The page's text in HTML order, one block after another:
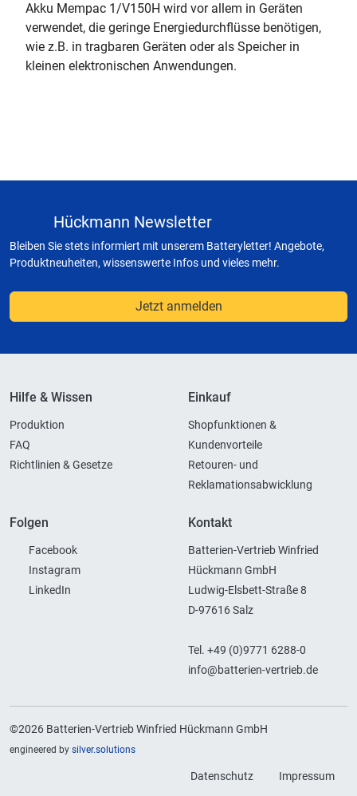
Akku Mempac 1/V150H wird vor allem in Geräten
verwendet, die geringe Energiedurchflüsse benötigen,
wie z.B. in tragbaren Geräten oder als Speicher in
kleinen elektronischen Anwendungen.
Hückmann Newsletter
Bleiben Sie stets informiert mit unserem Batteryletter! Angebote,
Produktneuheiten, wissenswerte Infos und vieles mehr.
Jetzt anmelden
Hilfe & Wissen
Produktion
FAQ
Richtlinien & Gesetze
Einkauf
Shopfunktionen &
Kundenvorteile
Retouren- und
Reklamationsabwicklung
Folgen
Facebook
Instagram
LinkedIn
Kontakt
Batterien-Vertrieb Winfried
Hückmann GmbH
Ludwig-Elsbett-Straße 8
D-97616 Salz
Tel. +49 (0)9771 6288-0
info@batterien-vertrieb.de
©2026 Batterien-Vertrieb Winfried Hückmann GmbH
engineered by silver.solutions
Datenschutz Impressum